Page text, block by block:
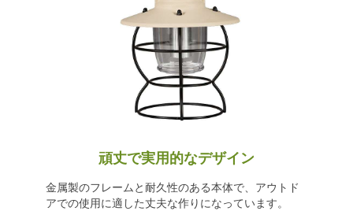
頑丈で実用的なデザイン
金属製のフレームと耐久性のある本体で、アウトド
アでの使用に適した丈夫な作りになっています。